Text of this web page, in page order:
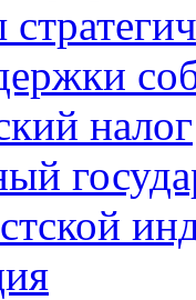
налог